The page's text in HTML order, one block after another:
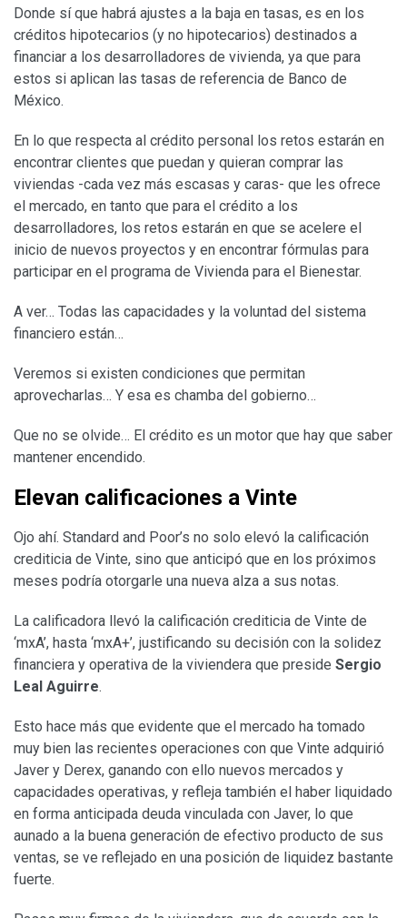
Donde sí que habrá ajustes a la baja en tasas, es en los
créditos hipotecarios (y no hipotecarios) destinados a
financiar a los desarrolladores de vivienda, ya que para
estos si aplican las tasas de referencia de Banco de
México.
En lo que respecta al crédito personal los retos estarán en
encontrar clientes que puedan y quieran comprar las
viviendas -cada vez más escasas y caras- que les ofrece
el mercado, en tanto que para el crédito a los
desarrolladores, los retos estarán en que se acelere el
inicio de nuevos proyectos y en encontrar fórmulas para
participar en el programa de Vivienda para el Bienestar.
A ver… Todas las capacidades y la voluntad del sistema
financiero están…
Veremos si existen condiciones que permitan
aprovecharlas… Y esa es chamba del gobierno…
Que no se olvide… El crédito es un motor que hay que saber
mantener encendido.
Elevan calificaciones a Vinte
Ojo ahí. Standard and Poor’s no solo elevó la calificación
crediticia de Vinte, sino que anticipó que en los próximos
meses podría otorgarle una nueva alza a sus notas.
La calificadora llevó la calificación crediticia de Vinte de
‘mxA’, hasta ‘mxA+’, justificando su decisión con la solidez
financiera y operativa de la viviendera que preside Sergio
Leal Aguirre.
Esto hace más que evidente que el mercado ha tomado
muy bien las recientes operaciones con que Vinte adquirió
Javer y Derex, ganando con ello nuevos mercados y
capacidades operativas, y refleja también el haber liquidado
en forma anticipada deuda vinculada con Javer, lo que
aunado a la buena generación de efectivo producto de sus
ventas, se ve reflejado en una posición de liquidez bastante
fuerte.